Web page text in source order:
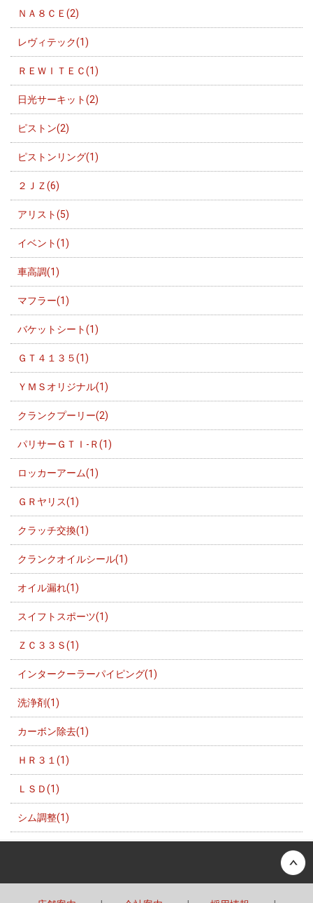
ＮＡ８ＣＥ(2)
レヴィテック(1)
ＲＥＷＩＴＥＣ(1)
日光サーキット(2)
ピストン(2)
ピストンリング(1)
２ＪＺ(6)
アリスト(5)
イベント(1)
車高調(1)
マフラー(1)
バケットシート(1)
ＧＴ４１３５(1)
ＹＭＳオリジナル(1)
クランクプーリー(2)
パリサーＧＴＩ-Ｒ(1)
ロッカーアーム(1)
ＧＲヤリス(1)
クラッチ交換(1)
クランクオイルシール(1)
オイル漏れ(1)
スイフトスポーツ(1)
ＺＣ３３Ｓ(1)
インタークーラーパイピング(1)
洗浄剤(1)
カーボン除去(1)
ＨＲ３１(1)
ＬＳＤ(1)
シム調整(1)